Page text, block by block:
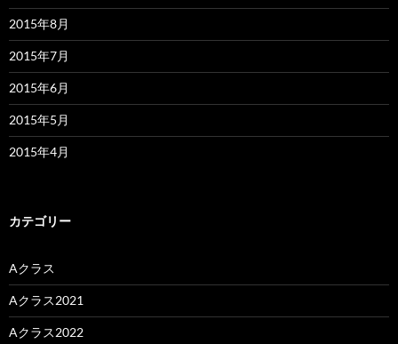
2015年8月
2015年7月
2015年6月
2015年5月
2015年4月
カテゴリー
Aクラス
Aクラス2021
Aクラス2022